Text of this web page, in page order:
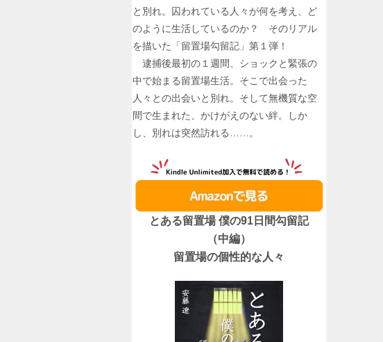
と別れ。囚われている人々が何を考え、ど
のように生活しているのか？ そのリアル
を描いた「留置場勾留記」第１弾！
逮捕後最初の１週間、ショックと緊張の
中で始まる留置場生活。そこで出会った
人々との出会いと別れ。そして無機質な空
間で生まれた、かけがえのない絆。しか
し、別れは突然訪れる……。
とある留置場 僕の91日間勾留記
（中編）
留置場の個性的な人々